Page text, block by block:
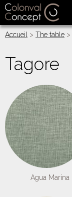
Accueil > The table >
Tagore
Agua Marina